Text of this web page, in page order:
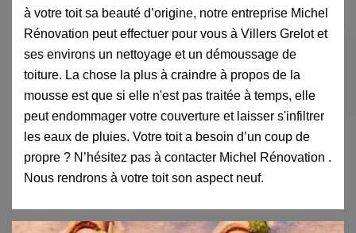
à votre toit sa beauté d’origine, notre entreprise Michel
Rénovation peut effectuer pour vous à Villers Grelot et
ses environs un nettoyage et un démoussage de
toiture. La chose la plus à craindre à propos de la
mousse est que si elle n'est pas traitée à temps, elle
peut endommager votre couverture et laisser s'infiltrer
les eaux de pluies. Votre toit a besoin d’un coup de
propre ? N’hésitez pas à contacter Michel Rénovation .
Nous rendrons à votre toit son aspect neuf.